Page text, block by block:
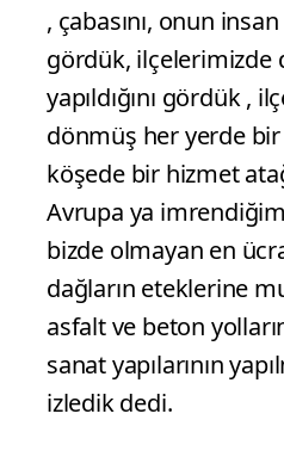
, çabasını, onun
gördük, ilçelerimizde
yapıldığını gördük ,
dönmüş her yerde bir
köşede bir hizmet
Avrupa ya
bizde olmayan en
dağların eteklerine
asfalt ve beton
sanat yapılarının
izledik dedi.